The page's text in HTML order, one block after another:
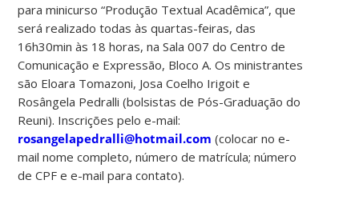
para minicurso “Produção Textual Acadêmica”, que
será realizado todas às quartas-feiras, das
16h30min às 18 horas, na Sala 007 do Centro de
Comunicação e Expressão, Bloco A. Os ministrantes
são Eloara Tomazoni, Josa Coelho Irigoit e
Rosângela Pedralli (bolsistas de Pós-Graduação do
Reuni). Inscrições pelo e-mail:
rosangelapedralli@hotmail.com (colocar no e-
mail nome completo, número de matrícula; número
de CPF e e-mail para contato).